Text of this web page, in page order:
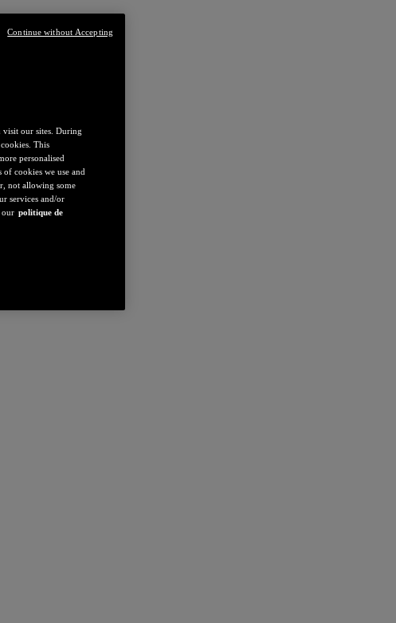
our sites. During
This
personalised
cookies we use and
not allowing some
services and/or
our politique de
Continue without Accepting